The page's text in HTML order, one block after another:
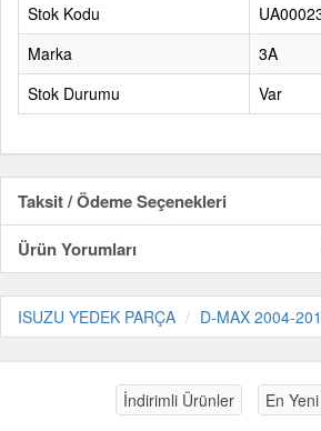
Stok Kodu
Marka
3A
Stok Durumu
Var
Taksit / Ödeme Seçenekleri
Ürün Yorumları
ISUZU YEDEK PARÇA D-MAX 2004-
İndirimli Ürünler En